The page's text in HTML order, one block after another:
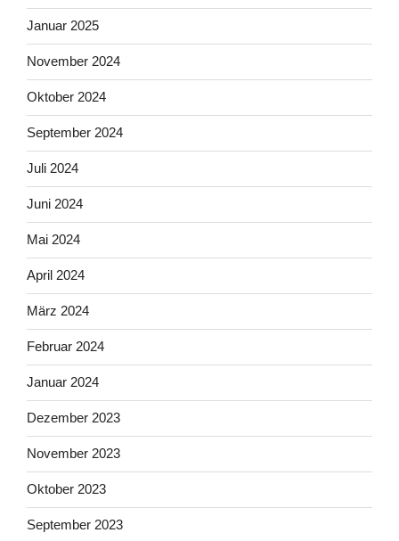
Januar 2025
November 2024
Oktober 2024
September 2024
Juli 2024
Juni 2024
Mai 2024
April 2024
März 2024
Februar 2024
Januar 2024
Dezember 2023
November 2023
Oktober 2023
September 2023